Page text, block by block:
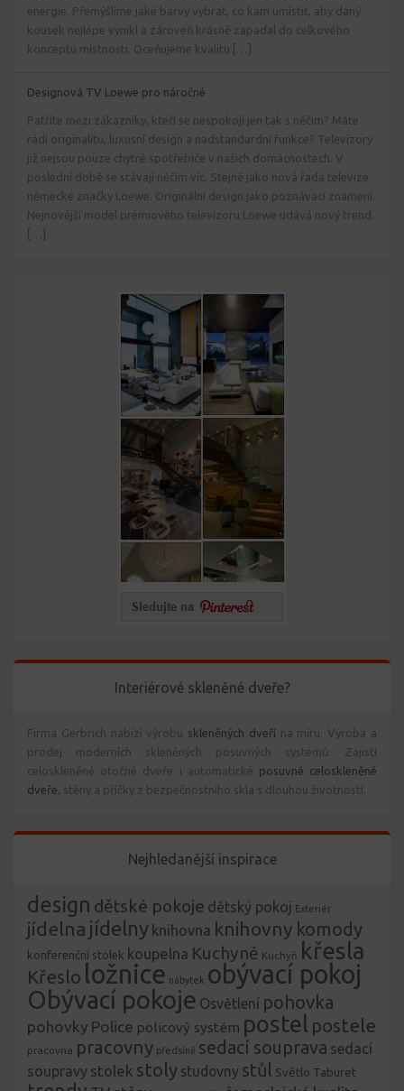
energie. Přemýšlíme jaké barvy vybrat, co kam umístit, aby daný
kousek nejlépe vynikl a zároveň krásně zapadal do celkového
konceptu místnosti. Oceňujeme kvalitu […]
Designová TV Loewe pro náročné
Patříte mezi zákazníky, kteří se nespokojí jen tak s něčím? Máte
rádi originalitu, luxusní design a nadstandardní funkce? Televizory
již nejsou pouze chytré spotřebiče v našich domácnostech. V
poslední době se stávají něčím víc. Stejně jako nová řada televize
německé značky Loewe. Originální design jako poznávací znamení
Nejnovější model prémiového televizoru Loewe udává nový trend.
Interiérové skleněné dveře?
Firma Gerbrich nabízí výrobu skleněných dveřína míru. Výroba a
prodej moderních skleněných posuvných systémů. Zajistí
celoskleněné otočné dveře i automatické posuvné celoskleněné
dveře, stěny a příčky z bezpečnostního skla s dlouhou životností.
Nejhledanější inspirace
design dětské pokoje dětský pokoj Exteriér
jídelna jídelny knihovna knihovny komody
konferenční stolek koupelna Kuchyně Kuchyň křesla
Křeslo ložnice nábytek obývací pokoj
Obývací pokoje Osvětlení pohovka
pohovky Police policový systém postel postele
pracovna pracovny předsíně sedací souprava sedací
soupravy stolek stoly studovny stůl Světlo Taburet